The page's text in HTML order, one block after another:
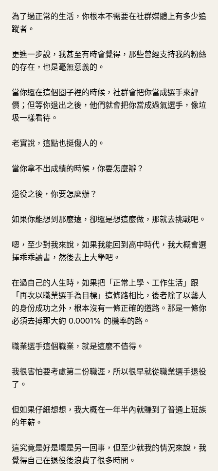
為了過正常的生活，你根本不需要在社群媒體上有多少追
蹤者。
更進一步說，我甚至有時會覺得，那些曾經支持我的粉絲
的存在，也是毫無意義的。
當你還在這個圈子裡的時候，社群會把你當成選手來評
價；但等你退出之後，他們就會把你當成過氣選手，像垃
圾一樣看待。
老實說，這點也挺傷人的。
當你拿不出成績的時候，你要怎麼辦？
退役之後，你要怎麼辦？
如果你能想到那麼遠，卻還是想這麼做，那就去挑戰吧。
嗯，至少對我來說，如果我能回到高中時代，我大概會選
擇乖乖讀書，然後去上大學吧。
在過自己的人生時，如果把「正常上學、工作生活」跟
「再次以職業選手為目標」這條路相比，後者除了以藝人
的身份成功之外，根本沒有一條正確的道路。那是一條你
必須去搏那大約 0.0001% 的機率的路。
職業選手這個職業，就是這麼不值得。
我很害怕要考慮第二份職涯，所以很早就從職業選手退役
了。
但如果仔細想想，我大概在一年半內就賺到了普通上班族
的年薪。
這究竟是好是壞是另一回事，但至少就我的情況來說，我
覺得自己在退役後浪費了很多時間。